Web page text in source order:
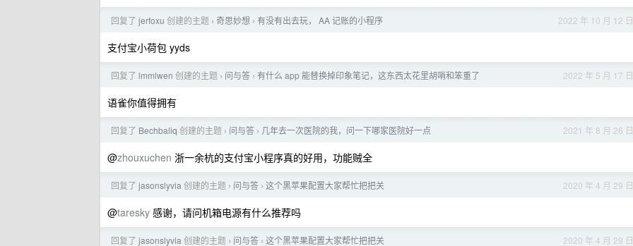
2022 年 10 月 12 日
回复了 jerfoxu 创建的主题 › 奇思妙想 › 有没有出去玩， AA 记账的小程序
支付宝小荷包 yyds
2022 年 5 月 17 日
回复了 lmmlwen 创建的主题 › 问与答 › 有什么 app 能替换掉印象笔记，这东西太花里胡哨和笨重了
语雀你值得拥有
2021 年 8 月 26 日
回复了 Bechbaliq 创建的主题 › 问与答 › 几年去一次医院的我，问一下哪家医院好一点
@zhouxuchen 浙一余杭的支付宝小程序真的好用，功能贼全
2020 年 4 月 29 日
回复了 jasonslyvia 创建的主题 › 问与答 › 这个黑苹果配置大家帮忙把把关
@taresky 感谢，请问机箱电源有什么推荐吗
2020 年 4 月 29 日
回复了 jasonslyvia 创建的主题 › 问与答 › 这个黑苹果配置大家帮忙把把关